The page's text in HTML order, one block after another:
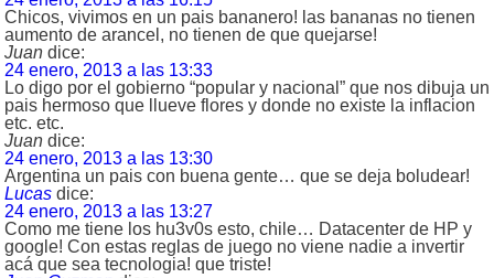
Chicos, vivimos en un pais bananero! las bananas no tienen
aumento de arancel, no tienen de que quejarse!
Juan dice:
24 enero, 2013 a las 13:33
Lo digo por el gobierno “popular y nacional” que nos dibuja un
pais hermoso que llueve flores y donde no existe la inflacion
etc. etc.
Juan dice:
24 enero, 2013 a las 13:30
Argentina un pais con buena gente… que se deja boludear!
Lucas dice:
24 enero, 2013 a las 13:27
Como me tiene los hu3v0s esto, chile… Datacenter de HP y
google! Con estas reglas de juego no viene nadie a invertir
acá que sea tecnologia! que triste!